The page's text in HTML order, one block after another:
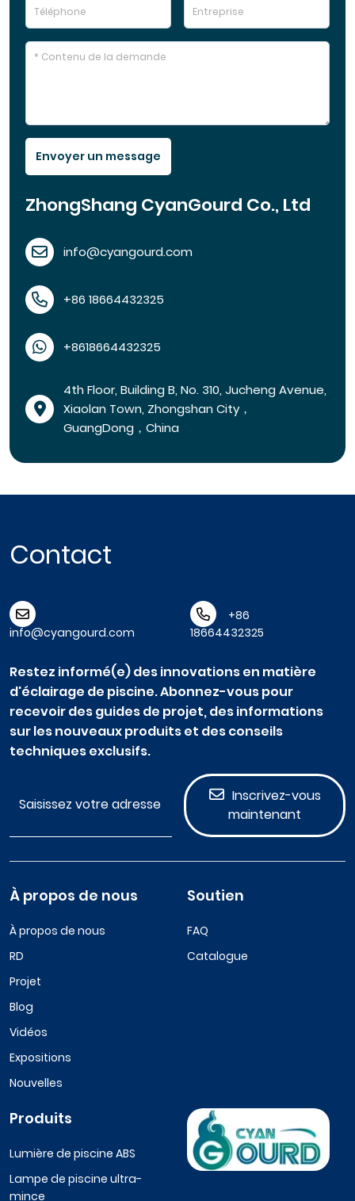
Envoyer un message
ZhongShang CyanGourd Co., Ltd
info@cyangourd.com
+86 18664432325
+8618664432325
4th Floor, Building B, No. 310, Jucheng Avenue,
Xiaolan Town, Zhongshan City，
GuangDong，China
Contact
info@cyangourd.com
+86
18664432325
Restez informé(e) des innovations en matière
d'éclairage de piscine. Abonnez-vous pour
recevoir des guides de projet, des informations
sur les nouveaux produits et des conseils
techniques exclusifs.
Inscrivez-vous
maintenant
À propos de nous
À propos de nous
RD
Projet
Blog
Vidéos
Expositions
Nouvelles
Soutien
FAQ
Catalogue
Produits
Lumière de piscine ABS
Lampe de piscine ultra-
mince